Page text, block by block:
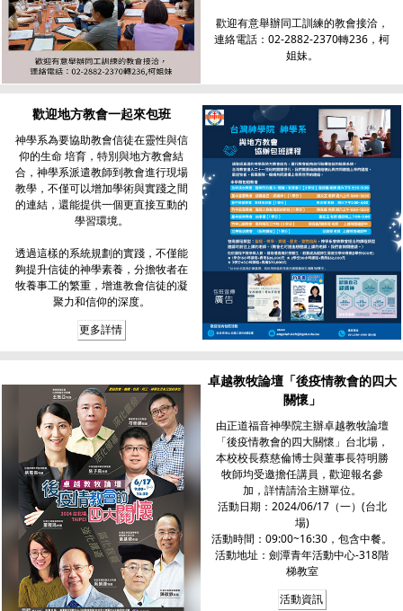
歡迎有意舉辦同工訓練的教會接洽，
連絡電話：02-2882-2370轉236，柯
姐妹。
歡迎地方教會一起來包班
神學系為要協助教會信徒在靈性與信
仰的生命 培育，特別與地方教會結
合，神學系派遣教師到教會進行現場
教學，不僅可以增加學術與實踐之間
的連結，還能提供一個更直接互動的
學習環境。
透過這樣的系統規劃的實踐，不僅能
夠提升信徒的神學素養，分擔牧者在
牧養事工的繁重，增進教會信徒的凝
聚力和信仰的深度。
更多詳情
卓越教牧論壇「後疫情教會的四大
關懷」
由正道福音神學院主辦卓越教牧論壇
「後疫情教會的四大關懷」台北場，
本校校長蔡慈倫博士與董事長符明勝
牧師均受邀擔任講員，歡迎報名參
加，詳情請洽主辦單位。
活動日期：2024/06/17（一）(台北
場)
活動時間：09:00~16:30，包含中餐。
活動地址：劍潭青年活動中心-318階
梯教室
活動資訊